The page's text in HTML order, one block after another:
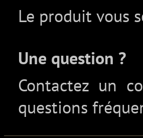
Le produit vous
Une question ?
Contactez un
questions